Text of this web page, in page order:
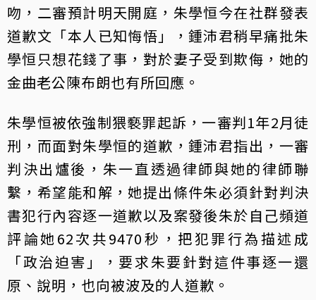
吻，二審預計明天開庭，朱學恒今在社群發表
道歉文「本人已知悔悟」，鍾沛君稍早痛批朱
學恒只想花錢了事，對於妻子受到欺侮，她的
金曲老公陳布朗也有所回應。
朱學恒被依強制猥褻罪起訴，一審判1年2月徒
刑，而面對朱學恒的道歉，鍾沛君指出，一審
判決出爐後，朱一直透過律師與她的律師聯
繫，希望能和解，她提出條件朱必須針對判決
書犯行內容逐一道歉以及案發後朱於自己頻道
評論她62次共9470秒，把犯罪行為描述成
「政治迫害」，要求朱要針對這件事逐一還
原、說明，也向被波及的人道歉。